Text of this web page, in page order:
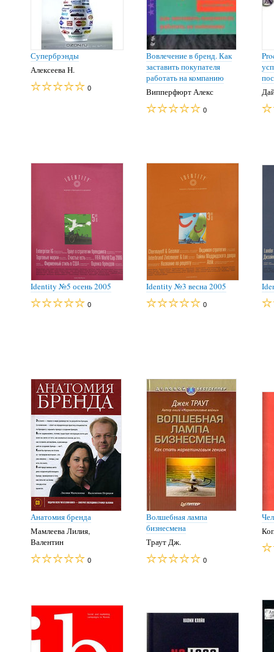
Супербрэнды
Алексеева Н.
0
Вовлечение в бренд. Как
заставить покупателя
работать на компанию
Випперфюрт Алекс
0
Identity №5 осень 2005
0
Identity №3 весна 2005
0
Анатомия бренда
Мамлеева Лилия,
Валентин
0
Волшебная лампа
бизнесмена
Траут Дж.
0